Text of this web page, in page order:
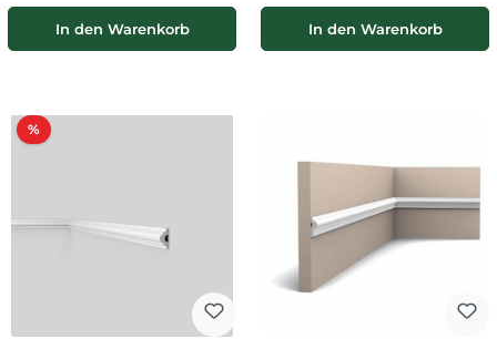
In den Warenkorb In den Warenkorb
%Rabatt